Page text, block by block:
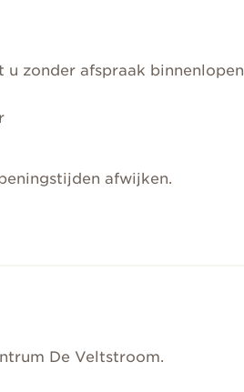
zonder afspraak
afwijken.
De Veltstroom.